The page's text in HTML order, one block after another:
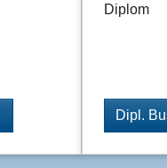
Diplom
Dipl.